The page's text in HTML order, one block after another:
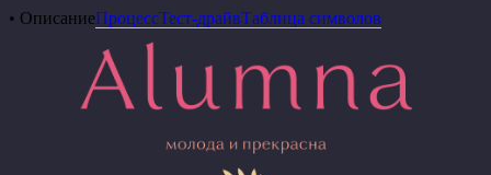
• ОписаниеПроцессТест-драйвТаблица символов